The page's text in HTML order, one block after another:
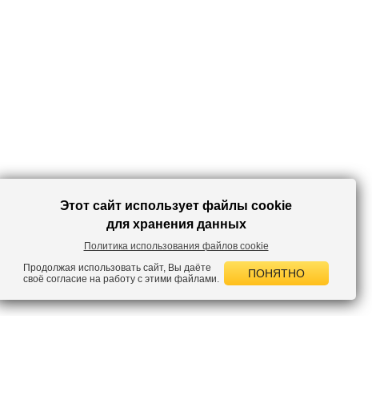
Этот сайт использует файлы cookie
для хранения данных
Политика использования файлов cookie
Продолжая использовать сайт, Вы даёте
своё согласие на работу с этими файлами.
ПОНЯТНО